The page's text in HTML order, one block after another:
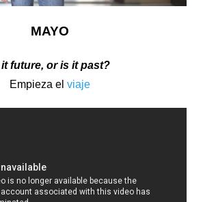
MAYO
it future, or is it past?
Empieza el viaje